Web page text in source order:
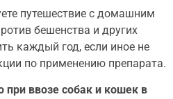
путешествие с домашним
бешенства и других
каждый год, если иное не
по применению препарата.
ввозе собак и кошек в